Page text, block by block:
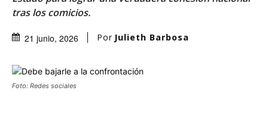
tras los comicios.
21 junio, 2026 Por Julieth Barbosa
Foto: Redes sociales